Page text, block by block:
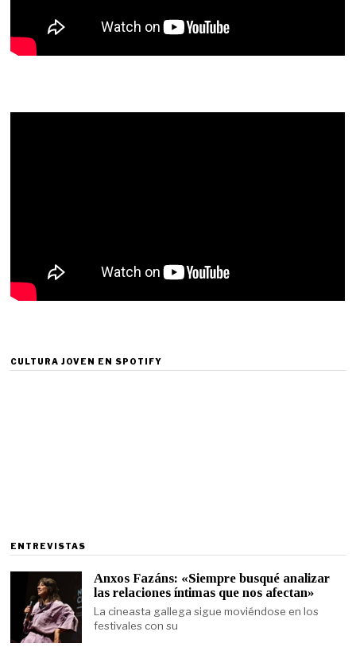
CULTURA JOVEN EN SPOTIFY
ENTREVISTAS
Anxos Fazáns: «Siempre busqué analizar
las relaciones íntimas que nos afectan»
La cineasta gallega sigue moviéndose en los
festivales con su